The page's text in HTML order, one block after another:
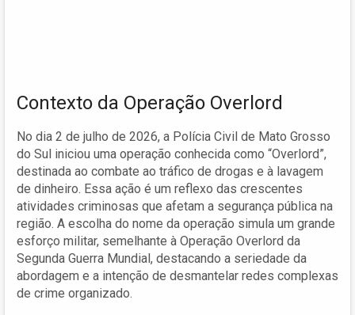
Contexto da Operação Overlord
No dia 2 de julho de 2026, a Polícia Civil de Mato Grosso
do Sul iniciou uma operação conhecida como “Overlord”,
destinada ao combate ao tráfico de drogas e à lavagem
de dinheiro. Essa ação é um reflexo das crescentes
atividades criminosas que afetam a segurança pública na
região. A escolha do nome da operação simula um grande
esforço militar, semelhante à Operação Overlord da
Segunda Guerra Mundial, destacando a seriedade da
abordagem e a intenção de desmantelar redes complexas
de crime organizado.